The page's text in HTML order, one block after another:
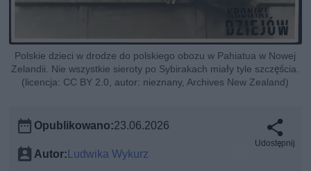
Polskie dzieci w drodze do polskiego obozu w Pahiatua w Nowej
Zelandii. Nie wszystkie sieroty po Sybirakach miały tyle szczęścia.
(licencja: CC BY 2.0, autor: nieznany, Archives New Zealand)
Opublikowano:23.06.2026
Autor: Ludwika Wykurz
Udostępnij